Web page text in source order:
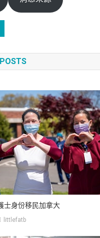
士身份移民加拿大
littlefatb